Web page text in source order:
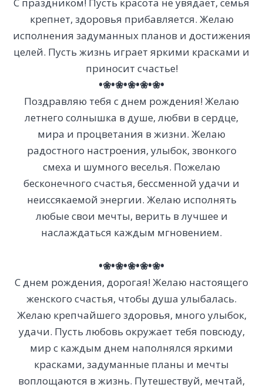
крепнет, здоровья прибавляется. Желаю
исполнения задуманных планов и достижения
целей. Пусть жизнь играет яркими красками и
приносит счастье!
•❀•❀•❀•❀•❀•
Поздравляю тебя с днем рождения! Желаю
летнего солнышка в душе, любви в сердце,
мира и процветания в жизни. Желаю
радостного настроения, улыбок, звонкого
смеха и шумного веселья. Пожелаю
бесконечного счастья, бессменной удачи и
неиссякаемой энергии. Желаю исполнять
любые свои мечты, верить в лучшее и
наслаждаться каждым мгновением.
•❀•❀•❀•❀•❀•
С днем рождения, дорогая! Желаю настоящего
женского счастья, чтобы душа улыбалась.
Желаю крепчайшего здоровья, много улыбок,
удачи. Пусть любовь окружает тебя повсюду,
мир с каждым днем наполнялся яркими
красками, задуманные планы и мечты
воплощаются в жизнь. Путешествуй, мечтай,